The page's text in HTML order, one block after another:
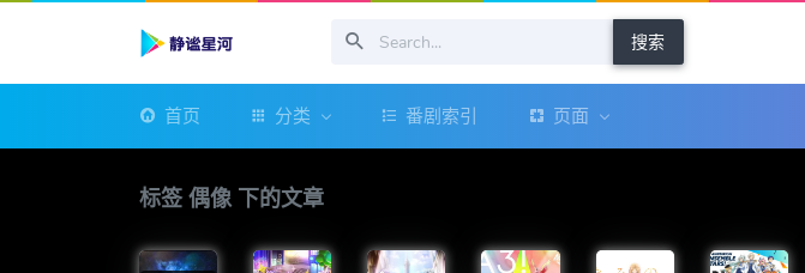
搜索
首页 分类 番剧索引 页面
标签 偶像 下的文章